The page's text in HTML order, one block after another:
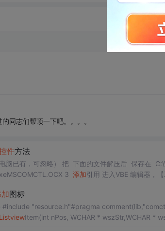
同志们帮顶一下吧。。。。
件方法
－运行－－输入 regsvr32.exeMSCOMCTL.OCX 3 添加引用 进入VBE 编辑器，
图标
"resource.h"#pragma
ListviewItem(int nPos, WCHAR * wszStr,WCHAR *